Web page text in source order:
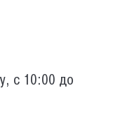
с 10:00 до